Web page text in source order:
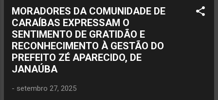
Álvaro, como era chamado por todos,
morreu uma semana após completar mais
um aniversário de vida. O corpo será velado
em Janaúba na manhã desta segunda-feira,
dia 29, e depois será transportado para Juiz
Álvaro Ribeiro foi médico pela Prefeitura de
MORADORES DA COMUNIDADE DE
CARAÍBAS EXPRESSAM O
SENTIMENTO DE GRATIDÃO E
RECONHECIMENTO À GESTÃO DO
PREFEITO ZÉ APARECIDO, DE
JANAÚBA
- setembro 27, 2025